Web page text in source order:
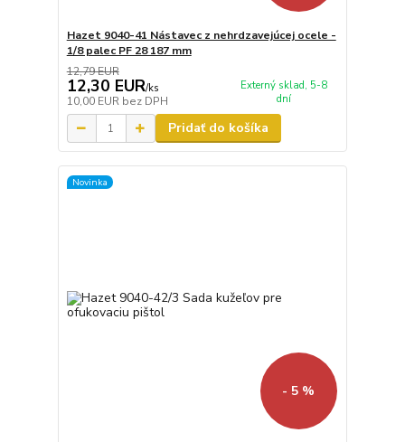
Hazet 9040-41 Nástavec z nehrdzavejúcej ocele -
1/8 palec PF 28 187 mm
12,79 EUR
12,30 EUR/ks
10,00 EUR bez DPH
Externý sklad, 5-8
dní
Pridať do košíka
Novinka
- 5 %